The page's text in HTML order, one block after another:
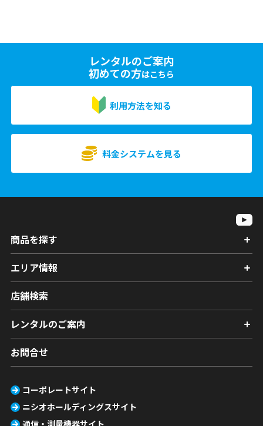
レンタルのご案内
初めての方はこちら
利用方法を知る
料金システムを見る
商品を探す
エリア情報
店舗検索
レンタルのご案内
お問合せ
コーポレートサイト
ニシオホールディングスサイト
通信・測量機器サイト